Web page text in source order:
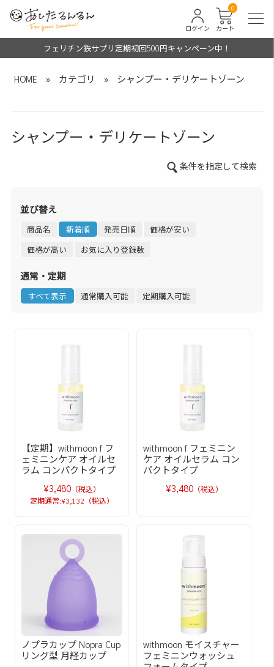
カート
0
ログイン
フェリチン鉄サプリ定期初回500円キャンペーン中！
HOME » カテゴリ » シャンプー・デリケートゾーン
シャンプー・デリケートゾーン
条件を指定して検索
並び替え
商品名 新着順 発売日順
価格が安い
価格が高い
お気に入り登録数
通常・定期
すべて表示 通常購入可能 定期購入可能
【定期】withmoon f フ
ェミニンケア オイルセ
ラム コンパクトタイプ
¥3,480 （税込）
定期通常:¥3,132（税込）
withmoon f フェミニン
ケア オイルセラム コン
パクトタイプ
¥3,480（税込）
ノプラカップ Nopra Cup
リング型 月経カップ
withmoon モイスチャー
フェミニンウォッシュ